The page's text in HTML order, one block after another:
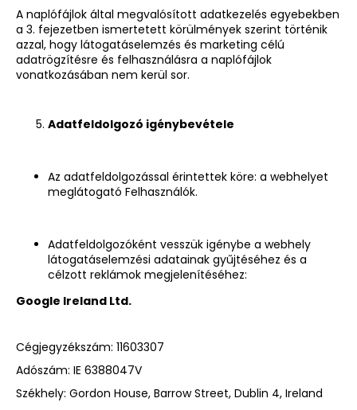
A naplófájlok által megvalósított adatkezelés egyebekben
a 3. fejezetben ismertetett körülmények szerint történik
azzal, hogy látogatáselemzés és marketing célú
adatrögzítésre és felhasználásra a naplófájlok
vonatkozásában nem kerül sor.
Adatfeldolgozó igénybevétele
Az adatfeldolgozással érintettek köre: a webhelyet
meglátogató Felhasználók.
Adatfeldolgozóként vesszük igénybe a webhely
látogatáselemzési adatainak gyűjtéséhez és a
célzott reklámok megjelenítéséhez:
Google Ireland Ltd.
Cégjegyzékszám: 11603307
Adószám: IE 6388047V
Székhely: Gordon House, Barrow Street, Dublin 4, Ireland